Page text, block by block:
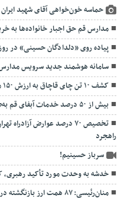
حماسه خون‌خواهی آقای شهید
مدارس قم حق اجبار خانواده‌ها به
پیاده روی «دلدادگان حسینی» در
سامانه هوشمند جدید سرویس
کشف ۱۰ تن چای قاچاق به ارزش ۱۵۰ میلیارد ریال در قم
بیش از ۵۰ درصد خدمات آبفای قم به‌صورت غیرحضوری ارائه می‌شود
تخصیص ۷۰ درصد عوارض
راهجرد
سرباز حسینیم!
خدشه به وحدت مورد تأکید
منان‌رئیسی: ۸۷ همت ارز بازنگشته در قم تنها در اختیار ۱۴ متعهد است